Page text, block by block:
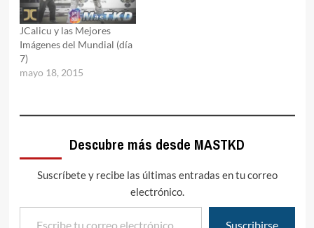
JCalicu y las Mejores
Imágenes del Mundial (día
7)
mayo 18, 2015
Descubre más desde MASTKD
Suscríbete y recibe las últimas entradas en tu correo
electrónico.
Escribe tu correo electrónico…
Suscribirse